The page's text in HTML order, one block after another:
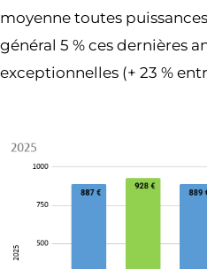
moyenne toutes
général 5 % ces dernières
exceptionnelles (+ 23 %